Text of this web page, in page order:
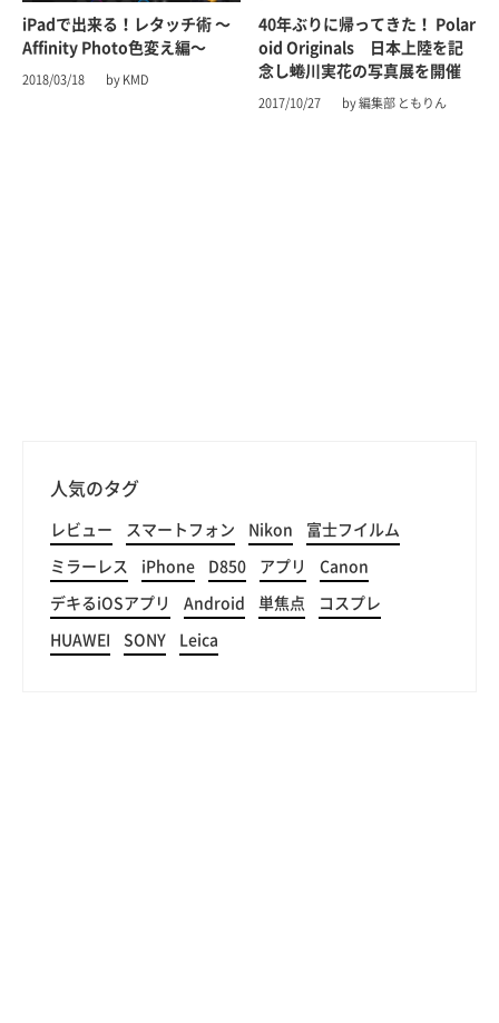
iPadで出来る！レタッチ術 〜
Affinity Photo色変え編〜
2018/03/18 by KMD
40年ぶりに帰ってきた！ Polar
oid Originals 日本上陸を記
念し蜷川実花の写真展を開催
2017/10/27 by 編集部 ともりん
人気のタグ
レビュー スマートフォン Nikon 富士フイルム
ミラーレス iPhone D850 アプリ Canon
デキるiOSアプリ Android 単焦点 コスプレ
HUAWEI SONY Leica